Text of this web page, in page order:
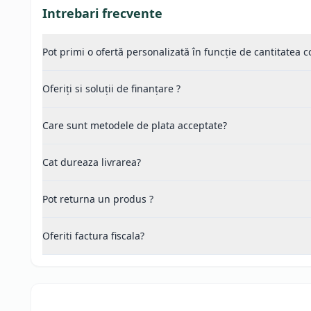
Intrebari frecvente
Pot primi o ofertă personalizată în funcție de cantitatea
Oferiți si soluții de finanțare ?
Care sunt metodele de plata acceptate?
Cat dureaza livrarea?
Pot returna un produs ?
Oferiti factura fiscala?